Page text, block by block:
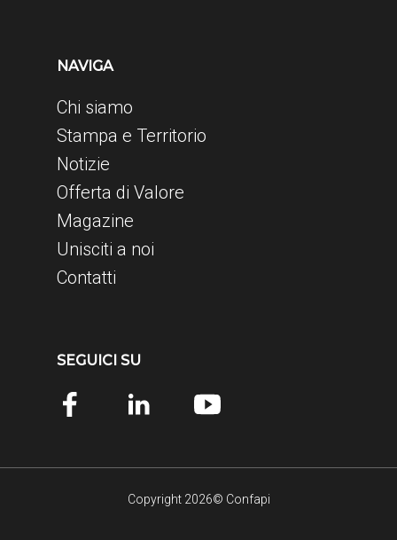
NAVIGA
Chi siamo
Stampa e Territorio
Notizie
Offerta di Valore
Magazine
Unisciti a noi
Contatti
SEGUICI SU
Copyright 2026© Confapi